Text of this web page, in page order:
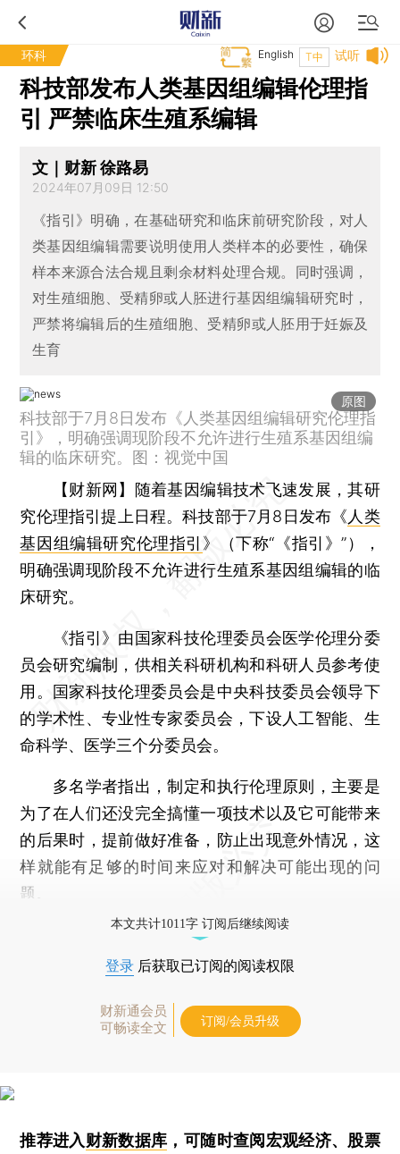
环科 试听
T中
English
科技部发布人类基因组编辑伦理指
引 严禁临床生殖系编辑
文｜财新 徐路易
2024年07月09日 12:50
《指引》明确，在基础研究和临床前研究阶段，对人
类基因组编辑需要说明使用人类样本的必要性，确保
样本来源合法合规且剩余材料处理合规。同时强调，
对生殖细胞、受精卵或人胚进行基因组编辑研究时，
严禁将编辑后的生殖细胞、受精卵或人胚用于妊娠及
生育
原图
科技部于7月8日发布《人类基因组编辑研究伦理指
引》，明确强调现阶段不允许进行生殖系基因组编
辑的临床研究。图：视觉中国
【财新网】 随着基因编辑技术飞速发展，其研
究伦理指引提上日程。科技部于7月8日发布《 人类
基因组编辑研究伦理指引 》（下称“《指引》”），
明确强调现阶段不允许进行生殖系基因组编辑的临
床研究。
《指引》由国家科技伦理委员会医学伦理分委
员会研究编制，供相关科研机构和科研人员参考使
用。国家科技伦理委员会是中央科技委员会领导下
的学术性、专业性专家委员会，下设人工智能、生
命科学、医学三个分委员会。
多名学者指出，制定和执行伦理原则，主要是
为了在人们还没完全搞懂一项技术以及它可能带来
的后果时，提前做好准备，防止出现意外情况，这
样就能有足够的时间来应对和解决可能出现的问
题。
本文共计1011字 订阅后继续阅读
登录 后获取已订阅的阅读权限
财新通会员
可畅读全文
订阅/会员升级
推荐进入财新数据库 ，可随时查阅宏观经济、股票